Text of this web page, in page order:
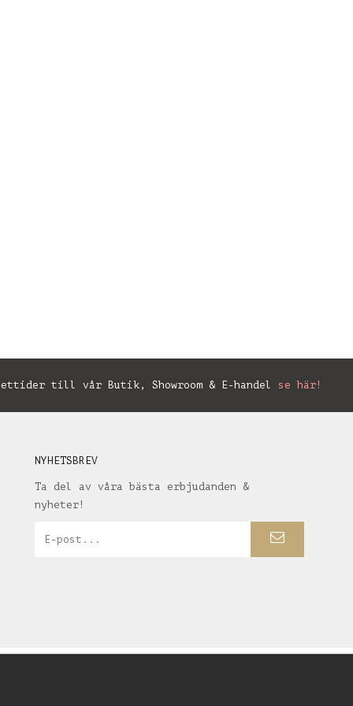
till vår Butik, Showroom & E-handel se här!
NYHETSBREV
Ta del av våra bästa erbjudanden &
nyheter!